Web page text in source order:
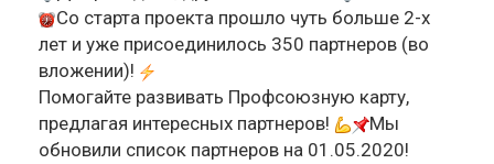
Со старта проекта прошло чуть больше 2-х
лет и уже присоединилось 350 партнеров (во
вложении)!
Помогайте развивать Профсоюзную карту,
предлагая интересных партнеров!
Мы
обновили список партнеров на 01.05.2020!